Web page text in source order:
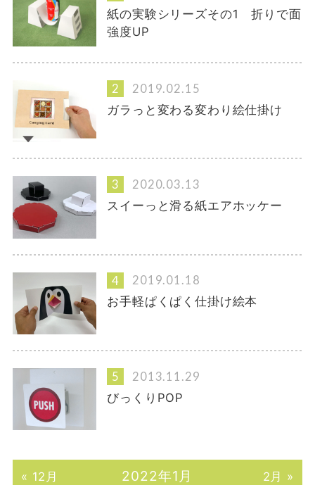
紙の実験シリーズその1 折りで面
強度UP
2019.02.15
ガラっと変わる変わり絵仕掛け
2020.03.13
スイーっと滑る紙エアホッケー
2019.01.18
お手軽ぱくぱく仕掛け絵本
2013.11.29
びっくりPOP
« 12月 2022年1月 2月 »